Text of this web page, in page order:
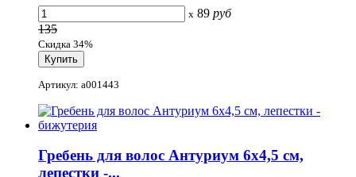
x 89 руб
135
Скидка 34%
Артикул: a001443
Гребень для волос Антуриум 6x4,5 см,
лепестки -...